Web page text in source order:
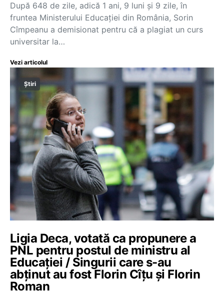
După 648 de zile, adică 1 ani, 9 luni și 9 zile, în
fruntea Ministerului Educației din România, Sorin
Cîmpeanu a demisionat pentru că a plagiat un curs
universitar la…
Vezi articolul
Știri
Ligia Deca, votată ca propunere a
PNL pentru postul de ministru al
Educației / Singurii care s-au
abținut au fost Florin Cîțu și Florin
Roman